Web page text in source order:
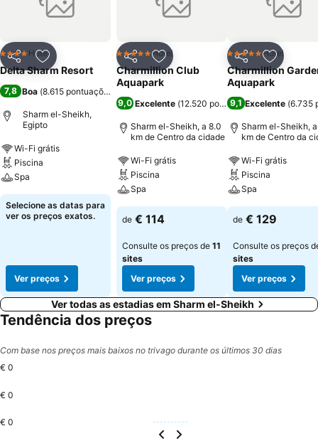
PartilharAdicionar aos favoritos
4 EstrelasHotel
Delta Sharm Resort
7,8 Boa (8.615 pontuações
Sharm el-Sheikh,
Egipto
Wi-Fi grátis
Piscina
Spa
Selecione as datas para
ver os preços exatos.
Ver preços
PartilharAdicionar aos favoritos
5 EstrelasHotel
Charmillion Club
Aquapark
9,0 Excelente (12.520 pontuações)
Sharm el-Sheikh, a 8.0
km de Centro da cidade
Wi-Fi grátis
Piscina
Spa
de € 114
Consulte os preços de 11
sites
Ver preços
Partilhar
5 EstrelasHotel
Charmillion
Aquapark
9,1 Excelente (6.735
Sharm el-Sheikh, a
km de Centro da
Wi-Fi grátis
Piscina
Spa
de € 129
Consulte os preços
sites
Ver preços
Ver todas as estadias em Sharm el-Sheikh
Tendência dos preços
Com base nos preços mais baixos no trivago durante os últimos 30 dias
€ 0
€ 0
€ 0